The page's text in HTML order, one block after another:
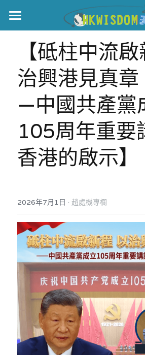
主頁
世界盃
伊美戰爭
黎智英案
正本清源•黎智英案
美西媒體謊言實錄
宏福火災
宏福‧革新
宏福火災正視聽
記錄．宏福苑火災
港聞
國際
娛樂
反華推手你要知
反華推手懶人包
民主派騙案十式
反華推手起底
美西霸凌內幕
KOL 專欄
林淑芳專欄
屈穎妍專欄
朱庭萱專欄
絕密法庭檔案
醫院口岸爆炸案
屠龍小隊案
生活
吃喝玩指南
關於我們
【砥柱中流
治興港見真章
—中國共產黨
105周年重要
香港的啟示】
2026年7月1日 · 趙處機專欄